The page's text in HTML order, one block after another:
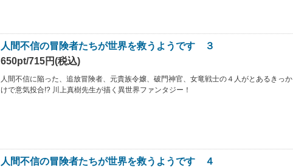
人間不信の冒険者たちが世界を救うようです ３
650pt/715円(税込)
人間不信に陥った、追放冒険者、元貴族令嬢、破門神官、女竜戦士の４人がとあるきっか
けで意気投合!? 川上真樹先生が描く異世界ファンタジー！
人間不信の冒険者たちが世界を救うようです ４